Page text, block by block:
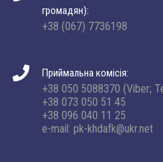
громадян):
+38 (067) 7736198
Приймальна комісія:
+38 050 5088370 (Viber;
+38 073 050 51 45
+38 096 040 11 25
e-mail: pk-khdafk@ukr.net